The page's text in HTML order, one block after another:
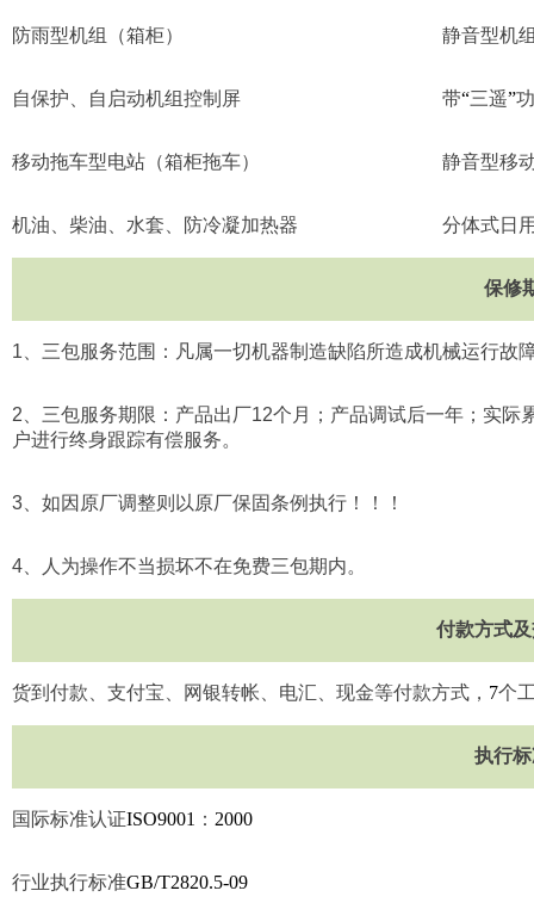
防雨型机组（箱柜） 静音型机
自保护、自启动机组控制屏 带“三遥”
移动拖车型电站（箱柜拖车） 静音型移
机油、柴油、水套、防冷凝加热器 分体式日
保修
1 、三包服务范围：凡属一切机器制造缺陷所造成机械运行故
2 、三包服务期限：产品出厂12个月；产品调试后一年；实际
户进行终身跟踪有偿服务。
3 、如因原厂调整则以原厂保固条例执行！！！
4 、人为操作不当损坏不在免费三包期内。
付款方式
货到付款、支付宝、网银转帐、电汇、现金等付款方式， 7个
执行
国际标准认证ISO9001 ： 2000
行业执行标准GB/T2820.5-09